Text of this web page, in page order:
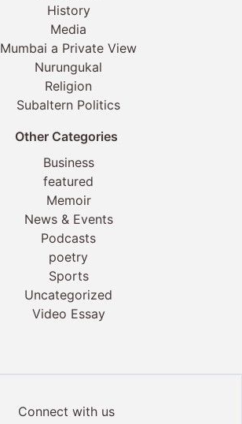
History
Media
Mumbai a Private View
Nurungukal
Religion
Subaltern Politics
Other Categories
Business
featured
Memoir
News & Events
Podcasts
poetry
Sports
Uncategorized
Video Essay
Connect with us